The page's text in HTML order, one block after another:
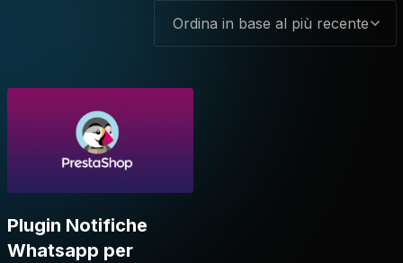
Plugin Notifiche
Whatsapp per